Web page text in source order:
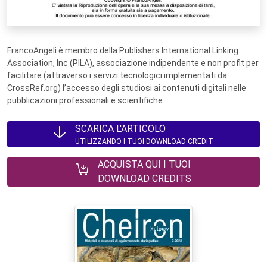
FrancoAngeli è membro della Publishers International Linking
Association, Inc (PILA), associazione indipendente e non profit per
facilitare (attraverso i servizi tecnologici implementati da
CrossRef.org) l’accesso degli studiosi ai contenuti digitali nelle
pubblicazioni professionali e scientifiche.
SCARICA L'ARTICOLO
UTILIZZANDO I TUOI DOWNLOAD CREDIT
ACQUISTA QUI I TUOI
DOWNLOAD CREDITS